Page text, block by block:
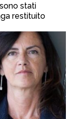
stati
restituito